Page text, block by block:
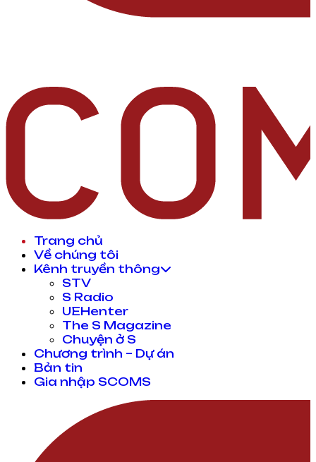
Trang chủ
Về chúng tôi
Kênh truyền thông
STV
S Radio
UEHenter
The S Magazine
Chuyện ở S
Chương trình – Dự án
Bản tin
Gia nhập SCOMS